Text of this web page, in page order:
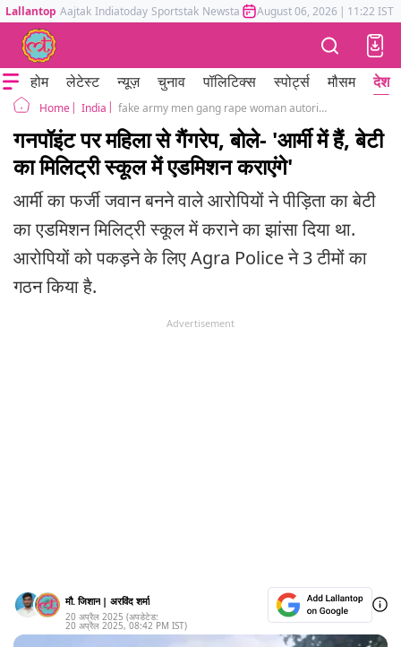
Lallantop Aajtak Indiatoday Sportstak Newstak Mumbai Tak Astrotak
August 06, 2026 | 11:22 IST
होम लेटेस्ट न्यूज़ चुनाव पॉलिटिक्स स्पोर्ट्स मौसम देश
Home India fake army men gang rape woman autorickshaw driver on gunpoint agra military school admission
गनपॉइंट पर महिला से गैंगरेप, बोले- 'आर्मी में हैं, बेटी
का मिलिट्री स्कूल में एडमिशन कराएंगे'
आर्मी का फर्जी जवान बनने वाले आरोपियों ने पीड़िता का बेटी
का एडमिशन मिलिट्री स्कूल में कराने का झांसा दिया था.
आरोपियों को पकड़ने के लिए Agra Police ने 3 टीमों का
गठन किया है.
Advertisement
मौ. जिशान | अरविंद शर्मा
20 अप्रैल 2025 (अपडेटेड:
20 अप्रैल 2025, 08:42 PM IST)